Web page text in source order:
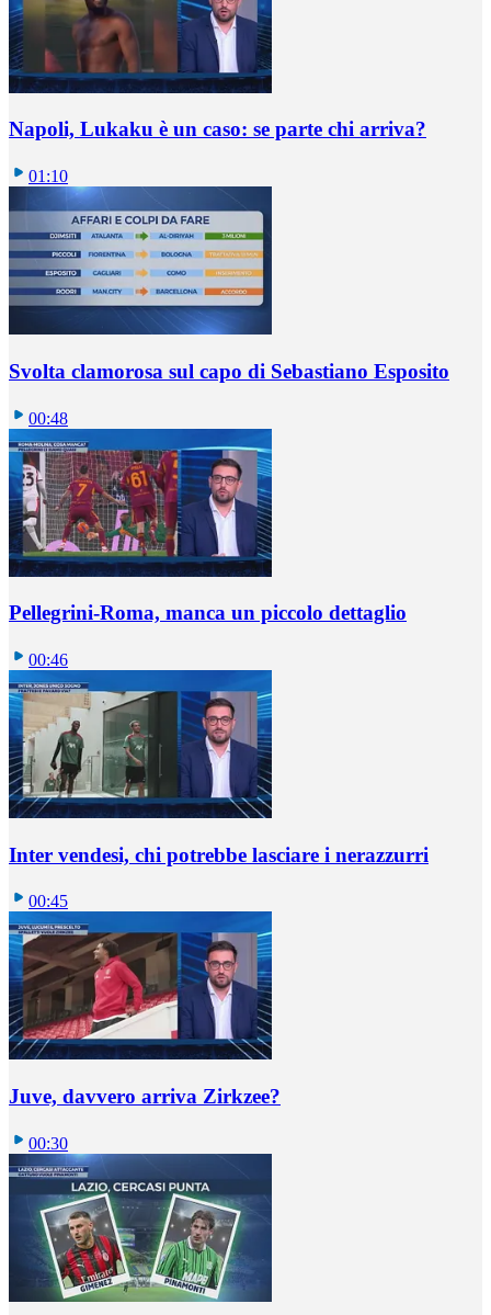
Napoli, Lukaku è un caso: se parte chi arriva?
01:10
Svolta clamorosa sul capo di Sebastiano Esposito
00:48
Pellegrini-Roma, manca un piccolo dettaglio
00:46
Inter vendesi, chi potrebbe lasciare i nerazzurri
00:45
Juve, davvero arriva Zirkzee?
00:30